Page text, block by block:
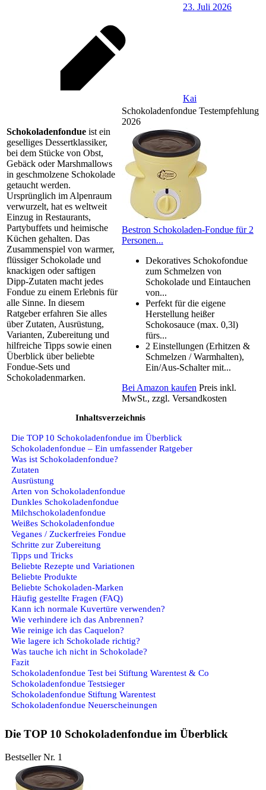
23. Juli 2026
Kai
Schokoladenfondue ist ein
geselliges Dessert­klassiker,
bei dem Stücke von Obst,
Gebäck oder Marshmallows
in geschmolzene Schokolade
getaucht werden.
Ursprünglich im Alpenraum
verwurzelt, hat es weltweit
Einzug in Restaurants,
Partybuffets und heimische
Küchen gehalten. Das
Zusammenspiel von warmer,
flüssiger Schokolade und
knackigen oder saftigen
Dipp‑Zutaten macht jedes
Fondue zu einem Erlebnis für
alle Sinne. In diesem
Ratgeber erfahren Sie alles
über Zutaten, Ausrüstung,
Varianten, Zubereitung und
hilfreiche Tipps sowie einen
Überblick über beliebte
Fondue‑Sets und
Schokoladenmarken.
Schokoladenfondue Testempfehlung
2026
Bestron Schokoladen-Fondue für 2
Personen...
Dekoratives Schokofondue
zum Schmelzen von
Schokolade und Eintauchen
von...
Perfekt für die eigene
Herstellung heißer
Schokosauce (max. 0,3l)
fürs...
2 Einstellungen (Erhitzen &
Schmelzen / Warmhalten),
Ein/Aus-Schalter mit...
Bei Amazon kaufen Preis inkl.
MwSt., zzgl. Versandkosten
Inhaltsverzeichnis
Die TOP 10 Schokoladenfondue im Überblick
Schokoladenfondue – Ein umfassender Ratgeber
Was ist Schokoladenfondue?
Zutaten
Ausrüstung
Arten von Schokoladenfondue
Dunkles Schokoladenfondue
Milchschokoladenfondue
Weißes Schokoladenfondue
Veganes / Zuckerfreies Fondue
Schritte zur Zubereitung
Tipps und Tricks
Beliebte Rezepte und Variationen
Beliebte Produkte
Beliebte Schokoladen‑Marken
Häufig gestellte Fragen (FAQ)
Kann ich normale Kuvertüre verwenden?
Wie verhindere ich das Anbrennen?
Wie reinige ich das Caquelon?
Wie lagere ich Schokolade richtig?
Was tauche ich nicht in Schokolade?
Fazit
Schokoladenfondue Test bei Stiftung Warentest & Co
Schokoladenfondue Testsieger
Schokoladenfondue Stiftung Warentest
Schokoladenfondue Neuerscheinungen
Die TOP 10 Schokoladenfondue im Überblick
Bestseller Nr. 1